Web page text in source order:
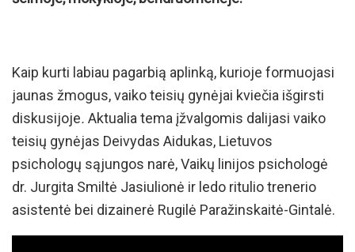
Kaip kurti labiau pagarbią aplinką, kurioje formuojasi
jaunas žmogus, vaiko teisių gynėjai kviečia išgirsti
diskusijoje. Aktualia tema įžvalgomis dalijasi vaiko
teisių gynėjas Deivydas Aidukas, Lietuvos
psichologų sąjungos narė, Vaikų linijos psichologė
dr. Jurgita Smiltė Jasiulionė ir ledo ritulio trenerio
asistentė bei dizainerė Rugilė Paražinskaitė-Gintalė.